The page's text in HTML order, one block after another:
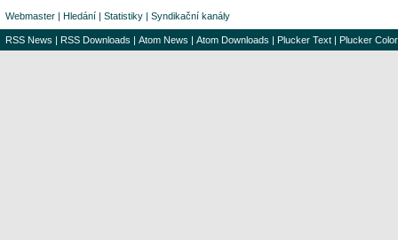
Webmaster | Hledání | Statistiky | Syndikační kanály
RSS News | RSS Downloads | Atom News | Atom Downloads | Plucker Text | Plucker Color